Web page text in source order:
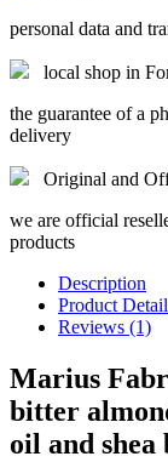
personal data and
local shop in
the guarantee of a
delivery
Original and
we are official
products
Description
Product
Reviews (1)
Marius
bitter
oil and